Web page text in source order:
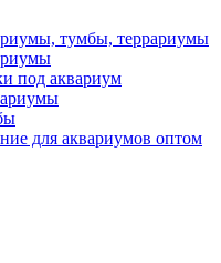
тумбы, террариумы
под аквариум
для аквариумов оптом